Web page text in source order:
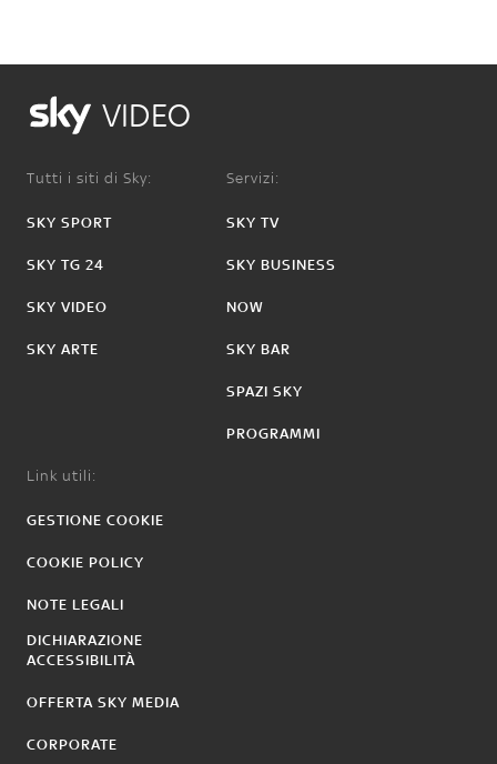
VIDEO
Tutti i siti di Sky:
SKY SPORT
SKY TG 24
SKY VIDEO
SKY ARTE
Servizi:
SKY TV
SKY BUSINESS
NOW
SKY BAR
SPAZI SKY
PROGRAMMI
Link utili:
GESTIONE COOKIE
COOKIE POLICY
NOTE LEGALI
DICHIARAZIONE
ACCESSIBILITÀ
OFFERTA SKY MEDIA
CORPORATE